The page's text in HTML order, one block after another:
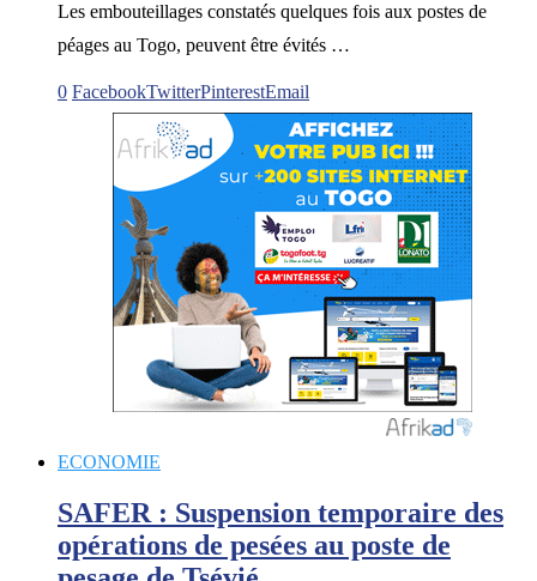
Les embouteillages constatés quelques fois aux postes de
péages au Togo, peuvent être évités …
0 FacebookTwitterPinterestEmail
ECONOMIE
SAFER : Suspension temporaire des
opérations de pesées au poste de